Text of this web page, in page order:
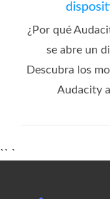
¿Por qué
se abre un
Descubra los
Audacity
`` `